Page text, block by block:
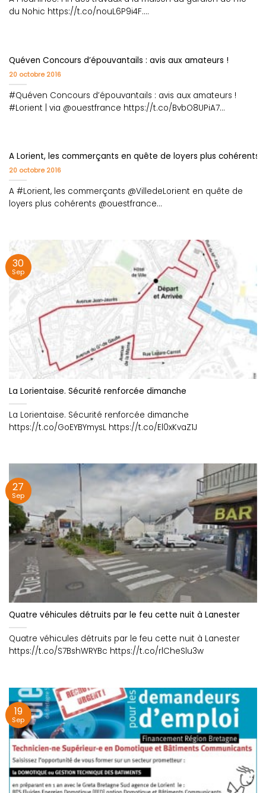
du Nohic https://t.co/nouL6P9i4F....
Quéven Concours d’épouvantails : avis aux amateurs !
20 octobre 2016
#Quéven Concours d’épouvantails : avis aux amateurs !
#Lorient | via @ouestfrance https://t.co/BvbO8UPiA7
A Lorient, les commerçants en quête de loyers plus cohérents
20 octobre 2016
A #Lorient, les commerçants @VilledeLorient en quête de
loyers plus cohérents @ouestfrance
La Lorientaise. Sécurité renforcée dimanche
La Lorientaise. Sécurité renforcée dimanche
https://t.co/GoEYBYmysL https://t.co/El0xKvaZ1J
30
Sep
Quatre véhicules détruits par le feu cette nuit à Lanester
Quatre véhicules détruits par le feu cette nuit à Lanester
https://t.co/S7BshWRYBc https://t.co/rlCheSlu3w
27
Sep
19
Sep